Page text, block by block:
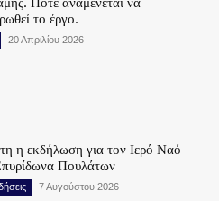
το έργο.
20 Απριλίου 2026
η εκδήλωση για τον Ιερό Ναό
Πουλάτων
7 Αυγούστου 2026